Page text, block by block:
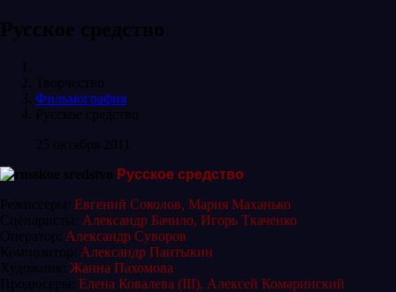
Русское средство
Творчество
Фильмография
Русское средство
25 октября 2011
Русское средство
Режиссеры: Евгений Соколов, Мария Маханько
Сценаристы: Александр Бачило, Игорь Ткаченко
Оператор: Александр Суворов
Композитор: Александр Пантыкин
Художник: Жанна Пахомова
Продюсеры: Елена Ковалева (III), Алексей Комаринский